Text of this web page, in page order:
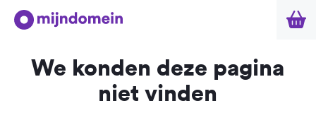
We konden deze pagina
niet vinden